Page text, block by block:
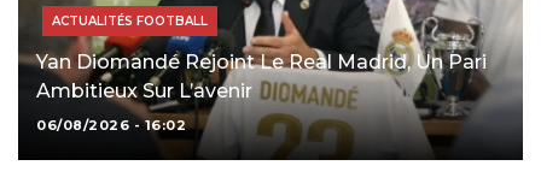
ACTUALITÉS FOOTBALL
Yan Diomandé Rejoint Le Real Madrid, Un Pari
Ambitieux Sur L’avenir
06/08/2026 - 16:02